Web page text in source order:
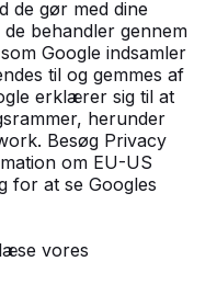
de gør med dine
behandler gennem
Google indsamler
til og gemmes af
erklærer sig til at
herunder
Besøg Privacy
om EU-US
for at se Googles
vores
Se video